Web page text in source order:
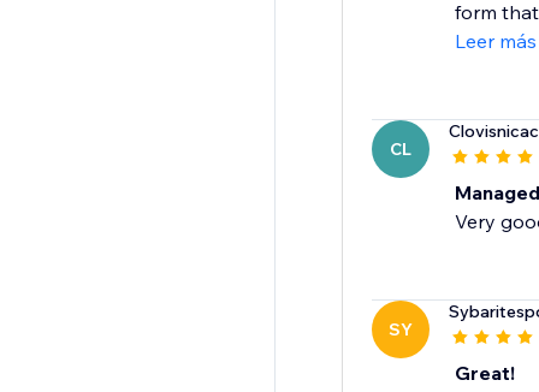
form
Leer más
CL
Very
SY
Great!